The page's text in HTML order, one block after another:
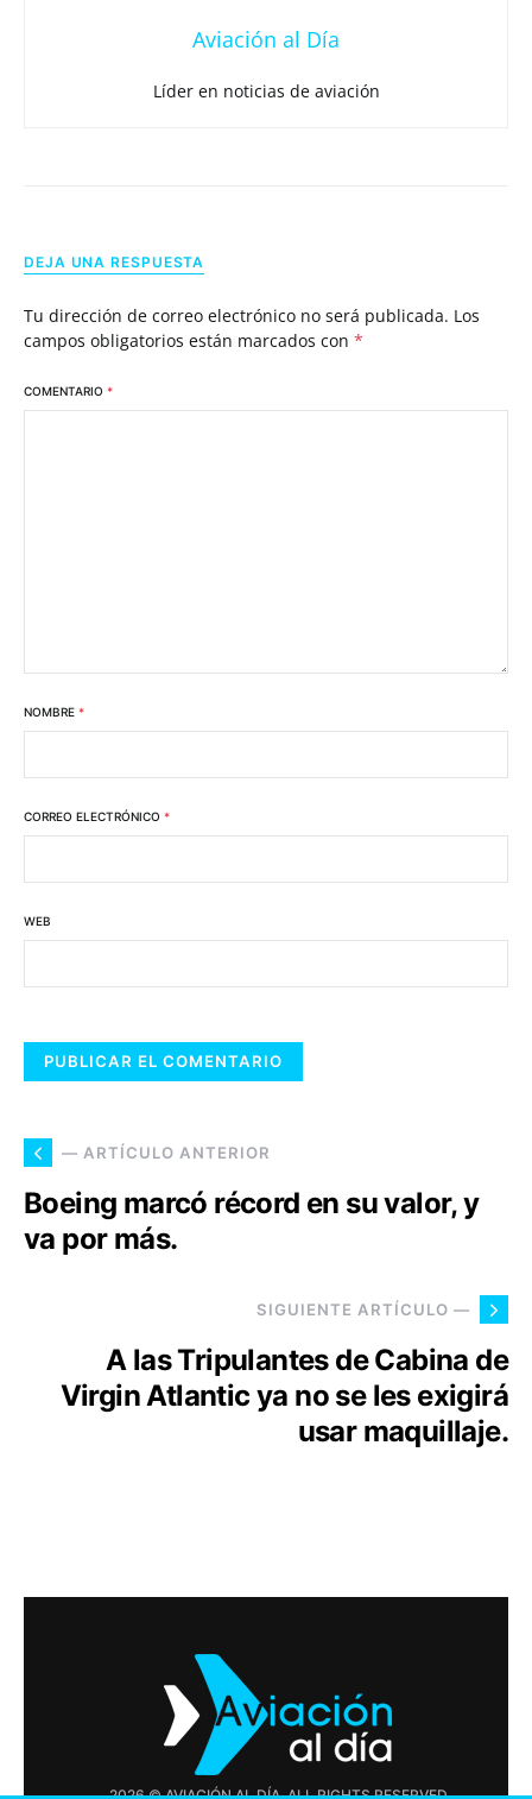
Aviación al Día
Líder en noticias de aviación
DEJA UNA RESPUESTA
Tu dirección de correo electrónico no será publicada. Los
campos obligatorios están marcados con *
COMENTARIO *
NOMBRE *
CORREO ELECTRÓNICO *
WEB
— ARTÍCULO ANTERIOR
Boeing marcó récord en su valor, y
va por más.
SIGUIENTE ARTÍCULO —
A las Tripulantes de Cabina de
Virgin Atlantic ya no se les exigirá
usar maquillaje.
2026 © AVIACIÓN AL DÍA. ALL RIGHTS RESERVED